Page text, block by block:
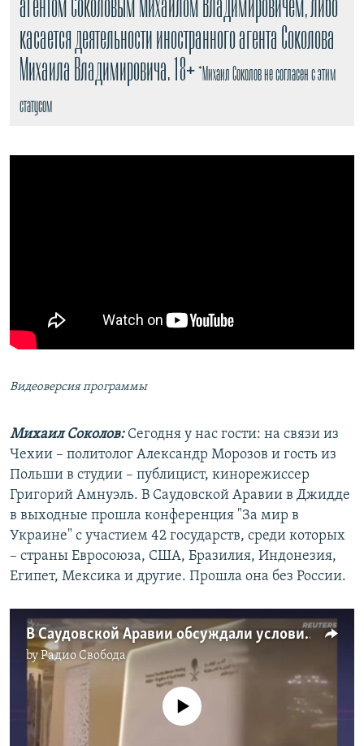
касается деятельности иностранного агента Соколова
Михаила Владимировича. 18+*Михаил Соколов не согласен с этим
статусом
Видеоверсия программы
Михаил Соколов:Сегодня у нас гости: на связи из
Чехии – политолог Александр Морозов и гость из
Польши в студии – публицист, кинорежиссер
Григорий Амнуэль. В Саудовской Аравии в Джидде
в выходные прошла конференция "За мир в
Украине" с участием 42 государств, среди которых
– страны Евросоюза, США, Бразилия, Индонезия,
Египет, Мексика и другие. Прошла она без России.
В Саудовской Аравии обсуждали условия урегулирования войны в Украине
byРадио Свобода
No media source currently available